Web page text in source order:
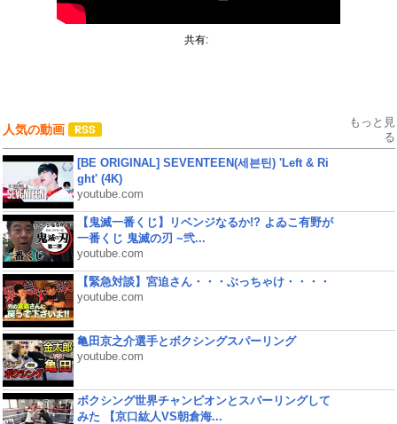
共有:
人気の動画
もっと見
る
[BE ORIGINAL] SEVENTEEN(세븐틴) 'Left & Ri
ght' (4K)
youtube.com
【鬼滅一番くじ】リベンジなるか!? よゐこ有野が
一番くじ 鬼滅の刃 ~弐...
youtube.com
【緊急対談】宮迫さん・・・ぶっちゃけ・・・・
youtube.com
亀田京之介選手とボクシングスパーリング
youtube.com
ボクシング世界チャンピオンとスパーリングして
みた 【京口紘人VS朝倉海...